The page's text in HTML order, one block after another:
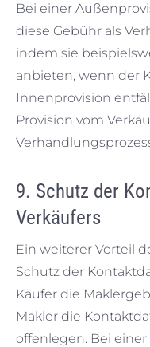
Bei einer
diese Gebühr als
indem sie
anbieten, wenn der
Innenprovision
Provision vom
9. Schutz der
Verkäufers
Ein weiterer Vorteil
Schutz der
Käufer die
Makler die
offenlegen. Bei